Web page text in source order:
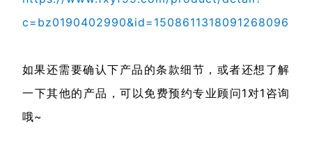
c=bz0190402990&id=1508611318091268096
如果还需要确认下产品的条款细节，或者还想了解
一下其他的产品，可以免费预约专业顾问1对1咨询
哦~